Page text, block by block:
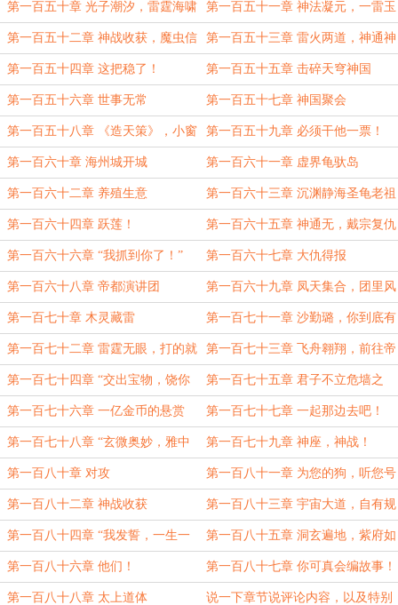
第一百五十章 光子潮汐，雷霆海啸 第一百五十一章 神法凝元，一雷玉
枢
第一百五十二章 神战收获，魔虫信
徒
第一百五十三章 雷火两道，神通神
战
第一百五十四章 这把稳了！ 第一百五十五章 击碎天穹神国
第一百五十六章 世事无常 第一百五十七章 神国聚会
第一百五十八章 《造天策》，小窗
方簟困香醪！
第一百五十九章 必须干他一票！
第一百六十章 海州城开城 第一百六十一章 虚界龟驮岛
第一百六十二章 养殖生意 第一百六十三章 沉渊静海圣龟老祖
第一百六十四章 跃莲！ 第一百六十五章 神通无，戴宗复仇
第一百六十六章 “我抓到你了！” 第一百六十七章 大仇得报
第一百六十八章 帝都演讲团 第一百六十九章 凤天集合，团里风
波
第一百七十章 木灵藏雷 第一百七十一章 沙勤璐，你到底有
什么贡献？你算什么东西？
第一百七十二章 雷霆无眼，打的就
是你！（五更求月票）
第一百七十三章 飞舟翱翔，前往帝
都
第一百七十四章 “交出宝物，饶你
们不死！”
第一百七十五章 君子不立危墙之
下，不败之地
第一百七十六章 一亿金币的悬赏 第一百七十七章 一起那边去吧！
第一百七十八章 “玄微奥妙，雅中
深邃，煌煌天光，照亮幽冥！”
第一百七十九章 神座，神战！
第一百八十章 对攻 第一百八十一章 为您的狗，听您号
令
第一百八十二章 神战收获 第一百八十三章 宇宙大道，自有规
则，自有混沌
第一百八十四章 “我发誓，一生一
世，三生三世，不死不休！”
第一百八十五章 洞玄遍地，紫府如
狗！
第一百八十六章 他们！ 第一百八十七章 你可真会编故事！
第一百八十八章 太上道体 说一下章节说评论内容，以及特别